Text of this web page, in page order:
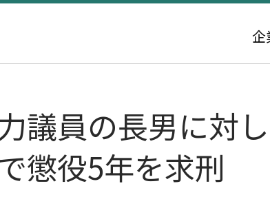
企
議員の長男に対
懲役5年を求刑